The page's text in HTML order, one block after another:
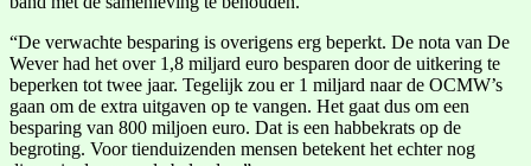
“De verwachte besparing is overigens erg beperkt. De nota van De
Wever had het over 1,8 miljard euro besparen door de uitkering te
beperken tot twee jaar. Tegelijk zou er 1 miljard naar de OCMW’s
gaan om de extra uitgaven op te vangen. Het gaat dus om een
besparing van 800 miljoen euro. Dat is een habbekrats op de
begroting. Voor tienduizenden mensen betekent het echter nog